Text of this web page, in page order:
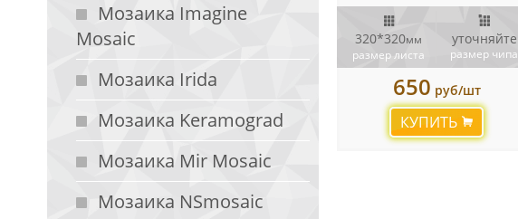
Мозаика Imagine
Mosaic
Мозаика Irida
Мозаика Keramograd
Мозаика Mir Mosaic
Мозаика NSmosaic
320*320мм
размер листа
уточняйте
размер чипа
650 руб/шт
КУПИТЬ